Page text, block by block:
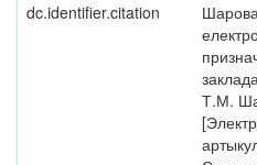
dc.identifier.citation
Т.М.